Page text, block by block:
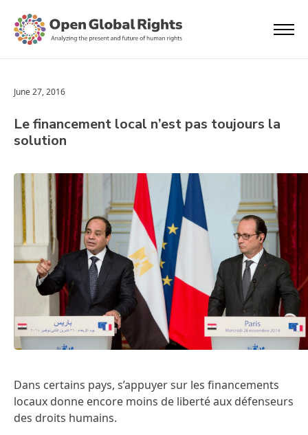
June 27, 2016
Le financement local n’est pas toujours la
solution
Dans certains pays, s’appuyer sur les financements
locaux donne encore moins de liberté aux défenseurs
des droits humains.